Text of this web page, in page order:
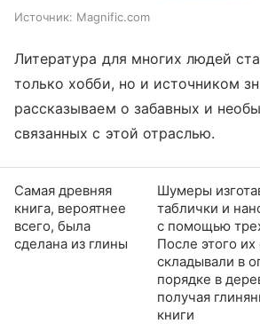
Источник: Magnific.com
Литература для многих людей
только хобби, но и источником
рассказываем о забавных и
связанных с этой отраслью.
Самая древняя
книга, вероятнее
всего, была
сделана из глины
Шумеры
таблички и
с помощью
После этого
складывали в
порядке в
получая
книги